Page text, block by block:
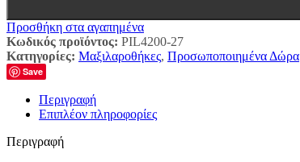
Προσθήκη στα αγαπημένα
Κωδικός προϊόντος: PIL4200-27
Κατηγορίες: Μαξιλαροθήκες, Προσωποποιημένα Δώρα
Save
Περιγραφή
Επιπλέον πληροφορίες
Περιγραφή